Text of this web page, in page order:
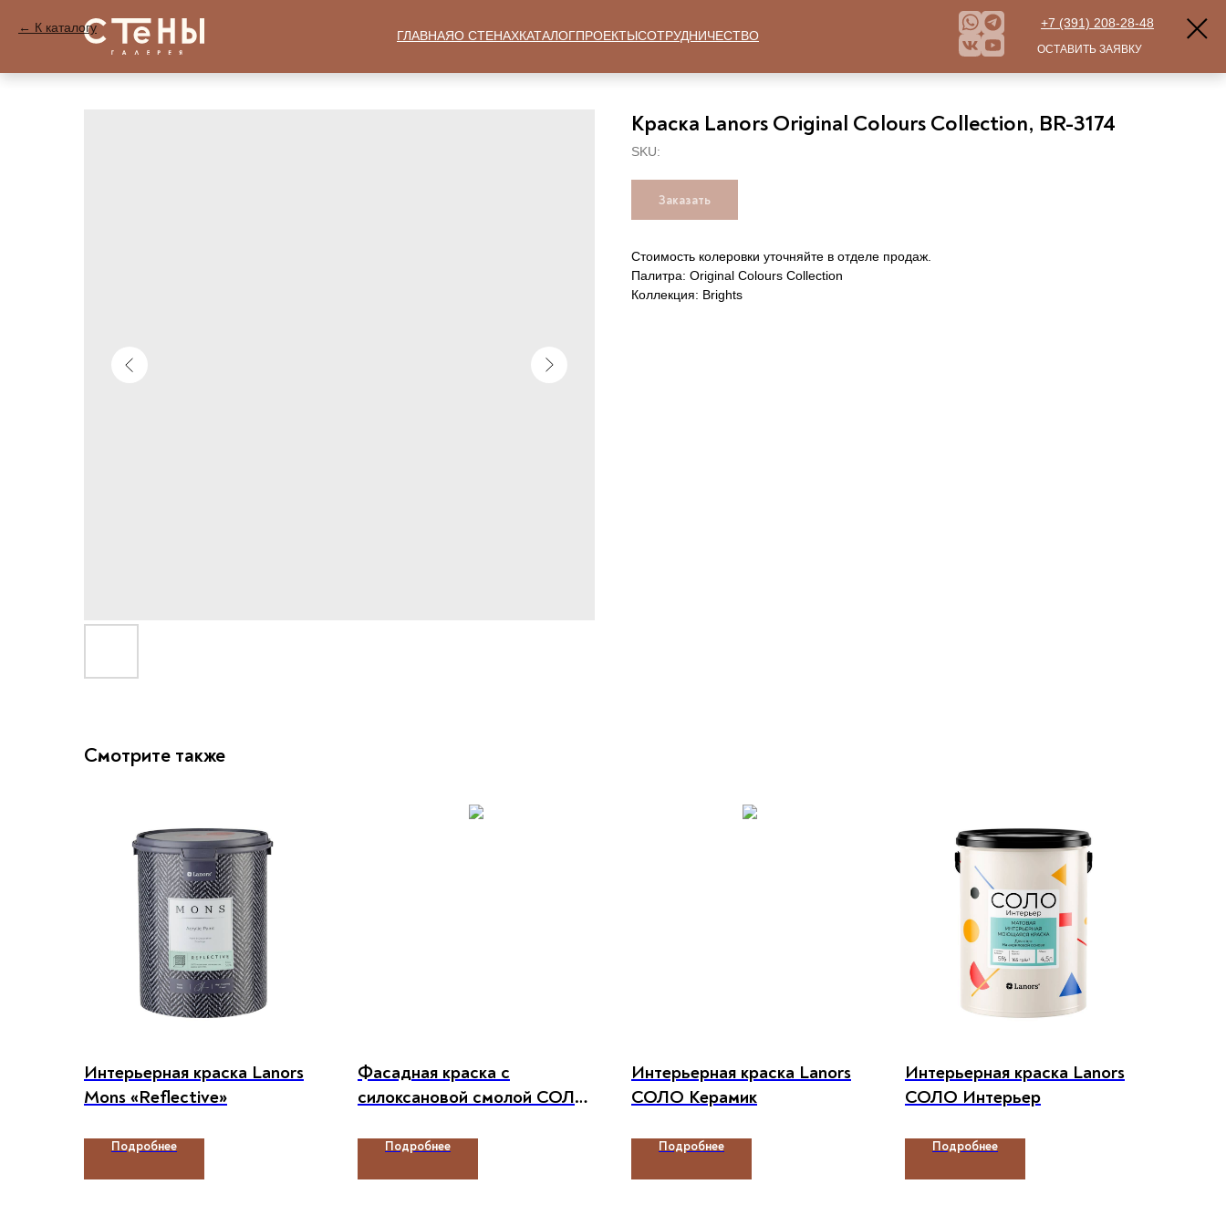
К каталогу
Краска Lanors Original Colours Collection, BR-3174
SKU:
Заказать
Стоимость колеровки уточняйте в отделе продаж.
Палитра: Original Colours Collection
Коллекция: Brights
Смотрите также
Интерьерная краска Lanors
Mons «Reflective»
Подробнее
Фасадная краска с
силоксановой смолой СОЛО
Подробнее
Интерьерная краска Lanors
СОЛО Керамик
Подробнее
Интерьерная краска Lanors
СОЛО Интерьер
Подробнее
ГЛАВНАЯО СТЕНАХКАТАЛОГПРОЕКТЫСОТРУДНИЧЕСТВО
+7 (391) 208-28-48
ОСТАВИТЬ ЗАЯВКУ